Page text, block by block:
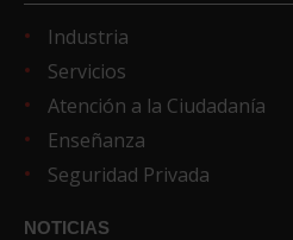
Industria
Servicios
Atención a la Ciudadanía
Enseñanza
Seguridad Privada
NOTICIAS